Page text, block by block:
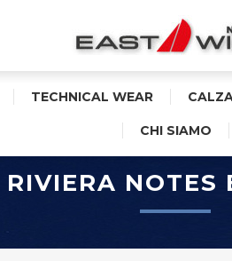
TECHNICAL WEAR
CHI SIAMO